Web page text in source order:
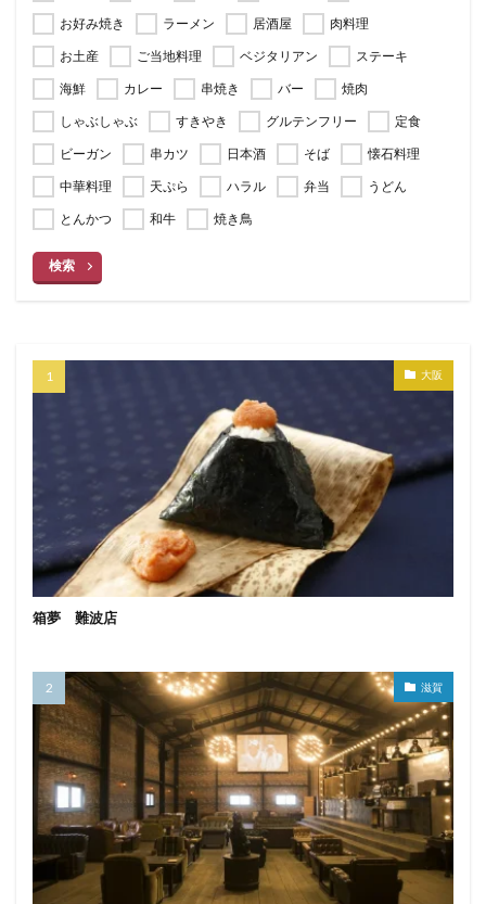
お好み焼き
ラーメン 居酒屋
肉料理
お土産
ご当地料理 ベジタリアン
ステーキ
海鮮
カレー 串焼き バー
焼肉
しゃぶしゃぶ
すきやき グルテンフリー
定食
ビーガン
串カツ 日本酒 そば
懐石料理
中華料理
天ぷら ハラル 弁当
うどん
とんかつ
和牛 焼き鳥
検索
大阪
箱夢 難波店
滋賀